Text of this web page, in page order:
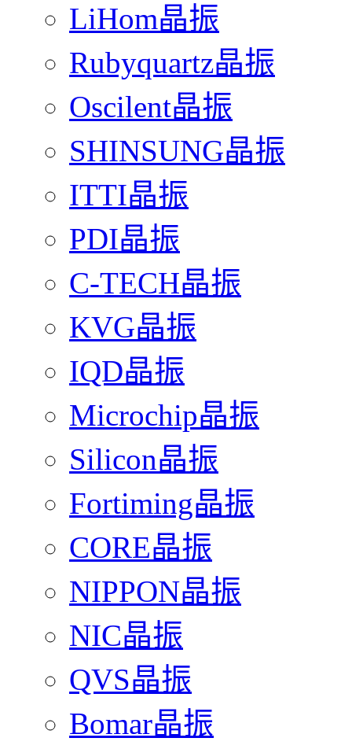
LiHom晶振
Rubyquartz晶振
Oscilent晶振
SHINSUNG晶振
ITTI晶振
PDI晶振
C-TECH晶振
KVG晶振
IQD晶振
Microchip晶振
Silicon晶振
Fortiming晶振
CORE晶振
NIPPON晶振
NIC晶振
QVS晶振
Bomar晶振